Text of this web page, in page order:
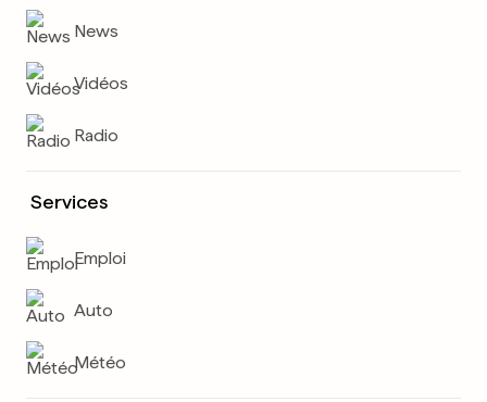
News
Vidéos
Radio
Services
Emploi
Auto
Météo